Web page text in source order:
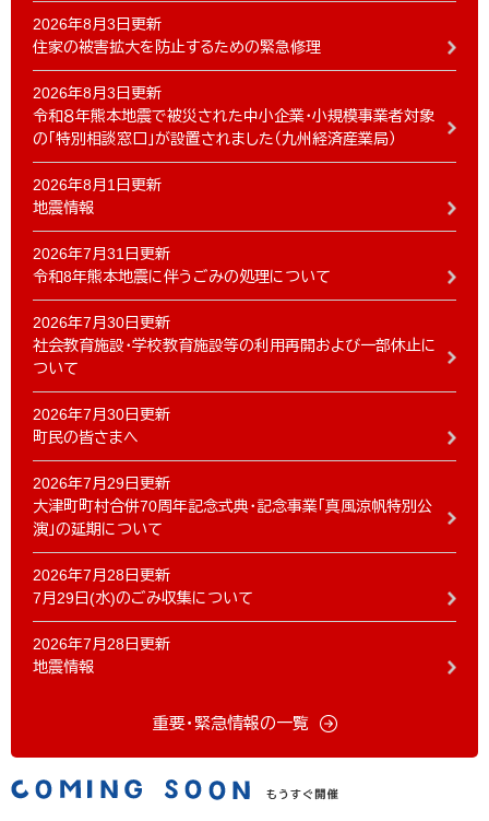
2026年8月3日更新
住家の被害拡大を防止するための緊急修理
2026年8月3日更新
令和８年熊本地震で被災された中小企業・小規模事業者対象
の「特別相談窓口」が設置されました（九州経済産業局）
2026年8月1日更新
地震情報
2026年7月31日更新
令和8年熊本地震に伴うごみの処理について
2026年7月30日更新
社会教育施設・学校教育施設等の利用再開および一部休止に
ついて
2026年7月30日更新
町民の皆さまへ
2026年7月29日更新
大津町町村合併70周年記念式典・記念事業「真風涼帆特別公
演」の延期について
2026年7月28日更新
7月29日(水)のごみ収集について
2026年7月28日更新
地震情報
重要・緊急情報の一覧